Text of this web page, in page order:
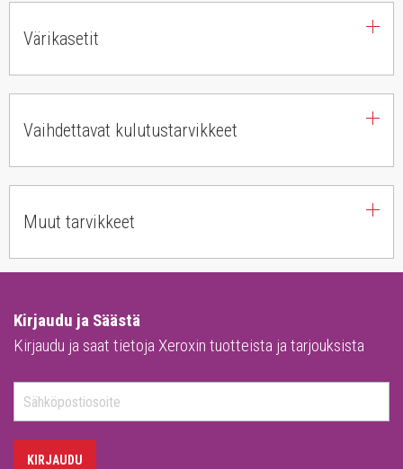
Värikasetit
Vaihdettavat kulutustarvikkeet
Muut tarvikkeet
Kirjaudu ja Säästä
Kirjaudu ja saat tietoja Xeroxin tuotteista ja tarjouksista
KIRJAUDU